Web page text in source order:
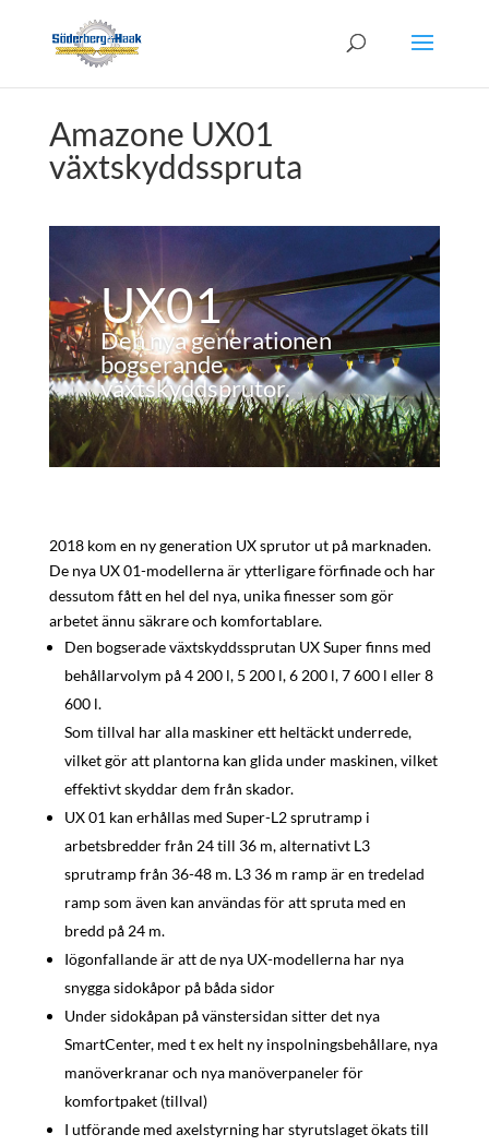
Amazone UX01
växtskyddsspruta
UX01
Den nya generationen
bogserande
växtskyddsprutor.
2018 kom en ny generation UX sprutor ut på marknaden.
De nya UX 01-modellerna är ytterligare förfinade och har
dessutom fått en hel del nya, unika finesser som gör
arbetet ännu säkrare och komfortablare.
Den bogserade växtskyddssprutan UX Super finns med
behållarvolym på 4 200 l, 5 200 l, 6 200 l, 7 600 l eller 8
600 l.
Som tillval har alla maskiner ett heltäckt underrede,
vilket gör att plantorna kan glida under maskinen, vilket
effektivt skyddar dem från skador.
UX 01 kan erhållas med Super-L2 sprutramp i
arbetsbredder från 24 till 36 m, alternativt L3
sprutramp från 36-48 m. L3 36 m ramp är en tredelad
ramp som även kan användas för att spruta med en
bredd på 24 m.
Iögonfallande är att de nya UX-modellerna har nya
snygga sidokåpor på båda sidor
Under sidokåpan på vänstersidan sitter det nya
SmartCenter, med t ex helt ny inspolningsbehållare, nya
manöverkranar och nya manöverpaneler för
komfortpaket (tillval)
I utförande med axelstyrning har styrutslaget ökats till